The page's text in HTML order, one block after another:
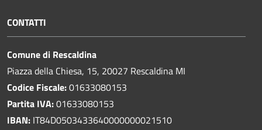
CONTATTI
Comune di Rescaldina
Piazza della Chiesa, 15, 20027 Rescaldina MI
Codice Fiscale:01633080153
Partita IVA:01633080153
IBAN: IT84D0503433640000000021510